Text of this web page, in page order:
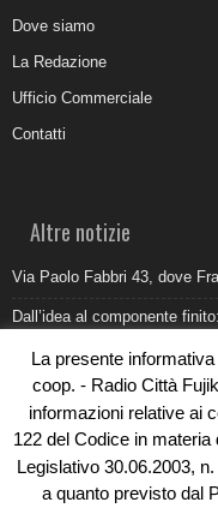
Dove siamo
La Redazione
Ufficio Commerciale
Contatti
Altre notizie
Via Paolo Fabbri 43, dove
Dall’idea al componente
Belvedere Marittimo e il
Come organizzare e
Umidità di risalita in casa,
La presente
coop. - Radio Città
informazioni relative ai
122 del Codice in
Legislativo 30.06.2003,
a quanto previsto dal